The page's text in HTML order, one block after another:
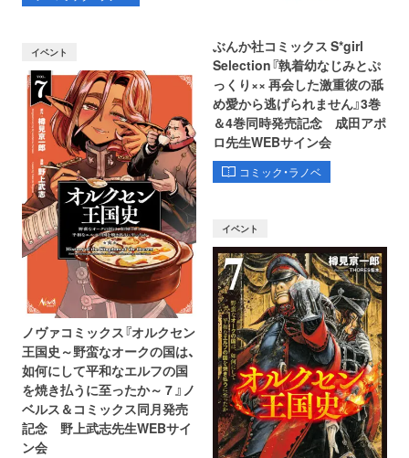
ぶんか社コミックス S*girl
Selection『執着幼なじみとぷ
っくり×× 再会した激重彼の舐
め愛から逃げられません』3巻
＆4巻同時発売記念 成田アポ
ロ先生WEBサイン会
コミック・ラノベ
イベント
ノヴァコミックス『オルクセン
王国史～野蛮なオークの国は、
如何にして平和なエルフの国
を焼き払うに至ったか～ 7 』ノ
ベルス＆コミックス同月発売
記念 野上武志先生WEBサイ
ン会
イベント